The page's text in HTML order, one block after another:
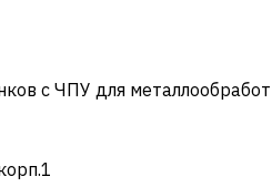
с ЧПУ для